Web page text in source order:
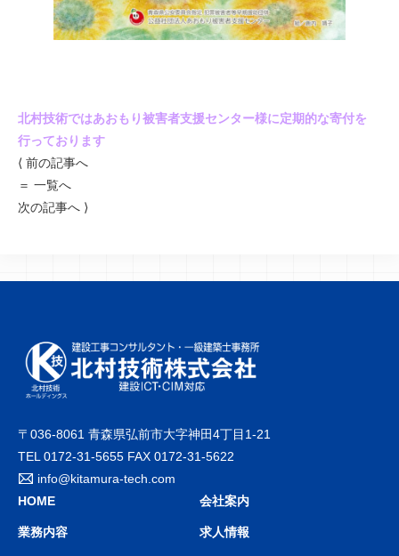
北村技術ではあおもり被害者支援センター様に定期的な寄付を
行っております
⟨ 前の記事へ
＝ 一覧へ
次の記事へ ⟩
〒036-8061 青森県弘前市大字神田4丁目1-21
TEL 0172-31-5655 FAX 0172-31-5622
info@kitamura-tech.com
HOME
会社案内
業務内容 求人情報